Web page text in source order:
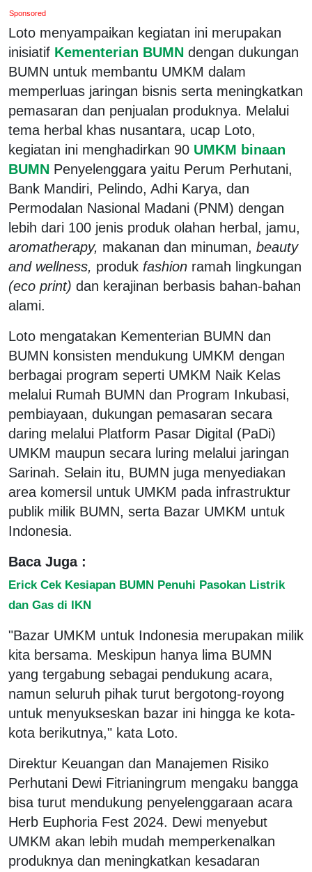
Sponsored
Loto menyampaikan kegiatan ini merupakan
inisiatif Kementerian BUMN dengan dukungan
BUMN untuk membantu UMKM dalam
memperluas jaringan bisnis serta meningkatkan
pemasaran dan penjualan produknya. Melalui
tema herbal khas nusantara, ucap Loto,
kegiatan ini menghadirkan 90 UMKM binaan
BUMN Penyelenggara yaitu Perum Perhutani,
Bank Mandiri, Pelindo, Adhi Karya, dan
Permodalan Nasional Madani (PNM) dengan
lebih dari 100 jenis produk olahan herbal, jamu,
aromatherapy, makanan dan minuman, beauty
and wellness, produk fashion ramah lingkungan
(eco print) dan kerajinan berbasis bahan-bahan
alami.
Loto mengatakan Kementerian BUMN dan
BUMN konsisten mendukung UMKM dengan
berbagai program seperti UMKM Naik Kelas
melalui Rumah BUMN dan Program Inkubasi,
pembiayaan, dukungan pemasaran secara
daring melalui Platform Pasar Digital (PaDi)
UMKM maupun secara luring melalui jaringan
Sarinah. Selain itu, BUMN juga menyediakan
area komersil untuk UMKM pada infrastruktur
publik milik BUMN, serta Bazar UMKM untuk
Indonesia.
Baca Juga :
Erick Cek Kesiapan BUMN Penuhi Pasokan Listrik
dan Gas di IKN
"Bazar UMKM untuk Indonesia merupakan milik
kita bersama. Meskipun hanya lima BUMN
yang tergabung sebagai pendukung acara,
namun seluruh pihak turut bergotong-royong
untuk menyukseskan bazar ini hingga ke kota-
kota berikutnya," kata Loto.
Direktur Keuangan dan Manajemen Risiko
Perhutani Dewi Fitrianingrum mengaku bangga
bisa turut mendukung penyelenggaraan acara
Herb Euphoria Fest 2024. Dewi menyebut
UMKM akan lebih mudah memperkenalkan
produknya dan meningkatkan kesadaran